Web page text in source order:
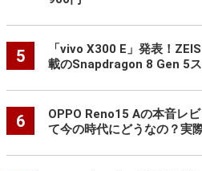
5
「vivo X300 E」発表！
載のSnapdragon 8 Gen 5ス
6
OPPO Reno15 Aの本音レ
て今の時代にどうなの？実